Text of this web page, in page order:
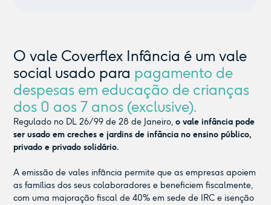
O vale Coverflex Infância é um vale
social usado para pagamento de
despesas em educação de crianças
dos 0 aos 7 anos (exclusive).
Regulado no DL 26/99 de 28 de Janeiro,o vale infância pode
ser usado em creches e jardins de infância no ensino público,
privado e privado solidário.
A emissão de vales infância permite que as empresas apoiem
as famílias dos seus colaboradores e beneficiem fiscalmente,
com uma majoração fiscal de 40% em sede de IRC e isenção